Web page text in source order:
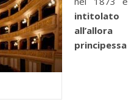
intitolato
all’allora
principessa